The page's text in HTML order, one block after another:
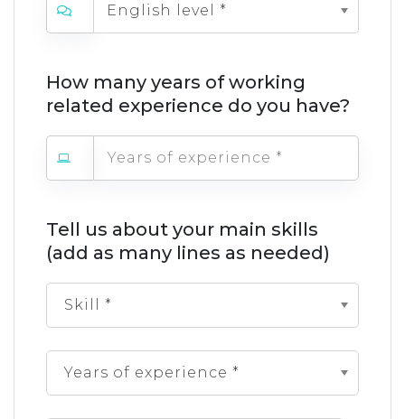
English level *
How many years of working
related experience do you have?
Tell us about your main skills
(add as many lines as needed)
Skill *
Years of experience *